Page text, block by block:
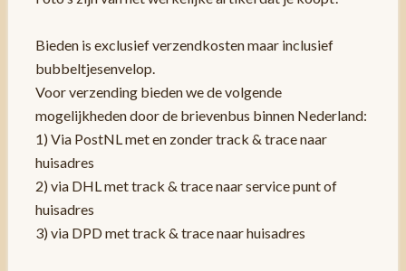
Bieden is exclusief verzendkosten maar inclusief
bubbeltjesenvelop.
Voor verzending bieden we de volgende
mogelijkheden door de brievenbus binnen Nederland:
1) Via PostNL met en zonder track & trace naar
huisadres
2) via DHL met track & trace naar service punt of
huisadres
3) via DPD met track & trace naar huisadres